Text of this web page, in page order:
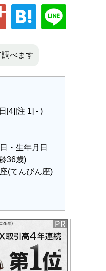
べます
[4][注 1] - )
・生年月日
36歳)
(てんびん座)